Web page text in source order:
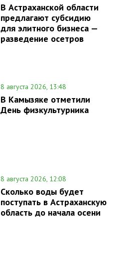
В Астраханской области
предлагают субсидию
для элитного бизнеса —
разведение осетров
8 августа 2026, 13:48
В Камызяке отметили
День физкультурника
8 августа 2026, 12:08
Сколько воды будет
поступать в Астраханскую
область до начала осени